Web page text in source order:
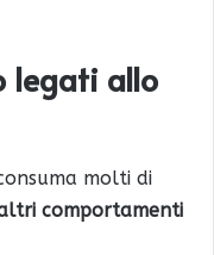
legati allo
molti di
comportamenti